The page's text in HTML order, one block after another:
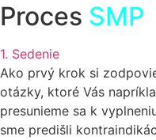
Proces SMP
1. Sedenie
Ako prvý krok si
otázky, ktoré Vás
presunieme sa k
sme predišli